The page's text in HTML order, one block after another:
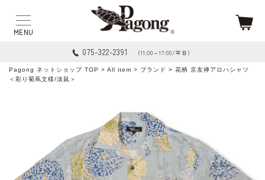
075-322-2391 （11:00～17:00/平日）
Pagong ネットショップ TOP > All item > ブランド > 花柄 京友禅アロハシャツ
＜彩り菊蔦文様/淡鼠＞